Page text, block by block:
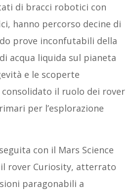
di bracci robotici con
hanno percorso decine di
prove inconfutabili della
acqua liquida sul pianeta
e le scoperte
il ruolo dei rover
per l’esplorazione
con il Mars Science
il rover Curiosity, atterrato
paragonabili a